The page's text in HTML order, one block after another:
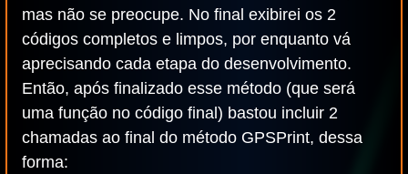
mas não se preocupe. No final exibirei os 2
códigos completos e limpos, por enquanto vá
aprecisando cada etapa do desenvolvimento.
Então, após finalizado esse método (que será
uma função no código final) bastou incluir 2
chamadas ao final do método GPSPrint, dessa
forma: